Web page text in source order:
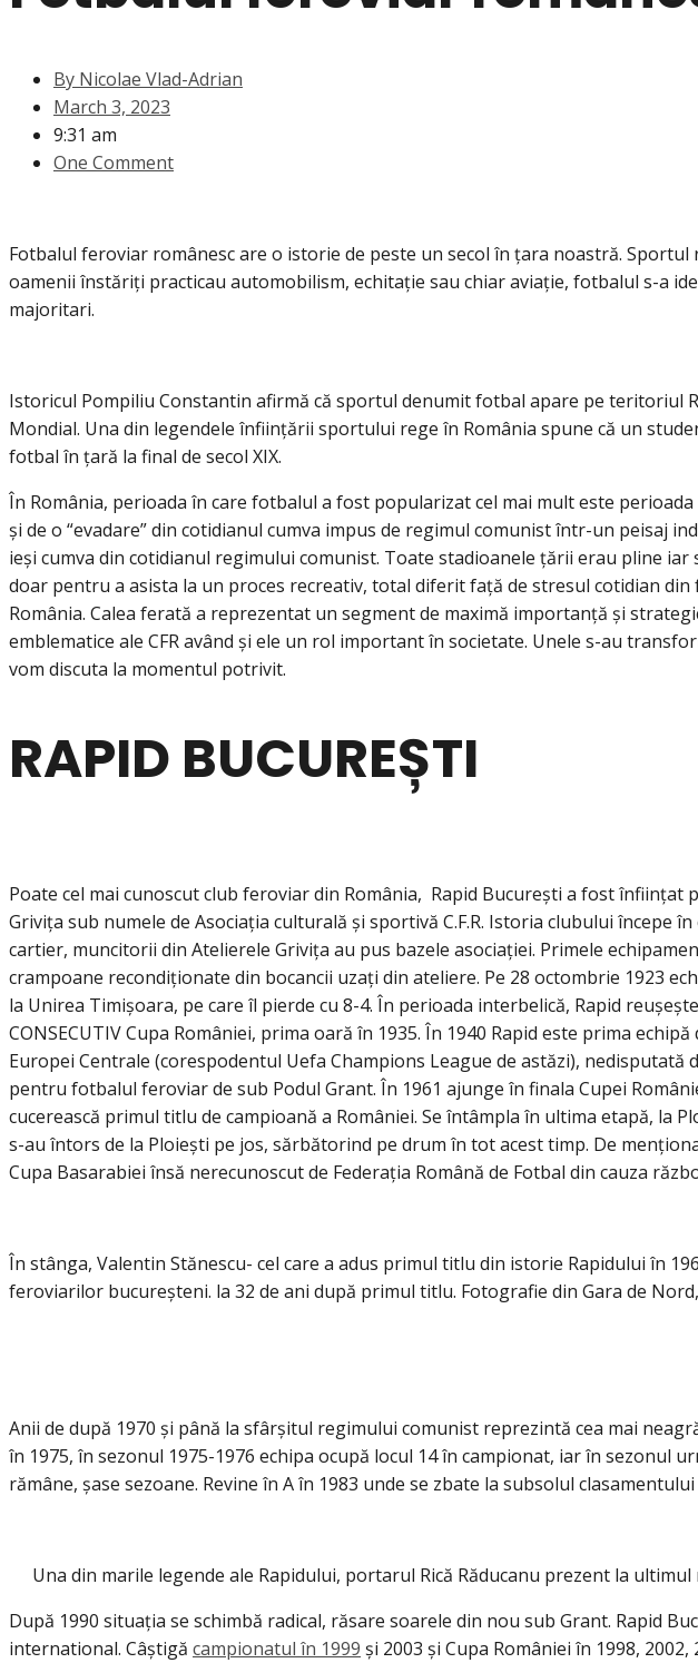
By Nicolae Vlad-Adrian
March 3, 2023
9:31 am
One Comment
Fotbalul feroviar românesc are o istorie de peste un secol în țara noastră.
oamenii înstăriți practicau automobilism, echitație sau chiar aviație, fotbalul s-a
majoritari.
Istoricul Pompiliu Constantin afirmă că sportul denumit fotbal apare pe teritoriul
Mondial. Una din legendele înființării sportului rege în România spune că un
fotbal în țară la final de secol XIX.
În România, perioada în care fotbalul a fost popularizat cel mai mult este
și de o “evadare” din cotidianul cumva impus de regimul comunist într-un peisaj
ieși cumva din cotidianul regimului comunist. Toate stadioanele țării erau pline
doar pentru a asista la un proces recreativ, total diferit față de stresul cotidian
România. Calea ferată a reprezentat un segment de maximă importanță și
emblematice ale CFR având și ele un rol important în societate. Unele s-au
vom discuta la momentul potrivit.
RAPID BUCUREȘTI
Poate cel mai cunoscut club feroviar din România, Rapid București a fost înființat
Grivița sub numele de Asociația culturală și sportivă C.F.R. Istoria clubului începe
cartier, muncitorii din Atelierele Grivița au pus bazele asociației. Primele
crampoane recondiționate din bocancii uzați din ateliere. Pe 28 octombrie 1923
la Unirea Timișoara, pe care îl pierde cu 8-4. În perioada interbelică, Rapid
CONSECUTIV Cupa României, prima oară în 1935. În 1940 Rapid este prima
Europei Centrale (corespodentul Uefa Champions League de astăzi),
pentru fotbalul feroviar de sub Podul Grant. În 1961 ajunge în finala Cupei
cucerească primul titlu de campioană a României. Se întâmpla în ultima etapă,
s-au întors de la Ploiești pe jos, sărbătorind pe drum în tot acest timp. De
Cupa Basarabiei însă nerecunoscut de Federația Română de Fotbal din cauza
În stânga, Valentin Stănescu- cel care a adus primul titlu din istorie Rapidului în
feroviarilor bucureșteni. la 32 de ani după primul titlu. Fotografie din Gara de
Anii de după 1970 și până la sfârșitul regimului comunist reprezintă cea mai
în 1975, în sezonul 1975-1976 echipa ocupă locul 14 în campionat, iar în
rămâne, șase sezoane. Revine în A în 1983 unde se zbate la subsolul
Una din marile legende ale Rapidului, portarul Rică Răducanu prezent la
După 1990 situația se schimbă radical, răsare soarele din nou sub Grant. Rapid
international. Câștigă campionatul în 1999 și 2003 și Cupa României în 1998,